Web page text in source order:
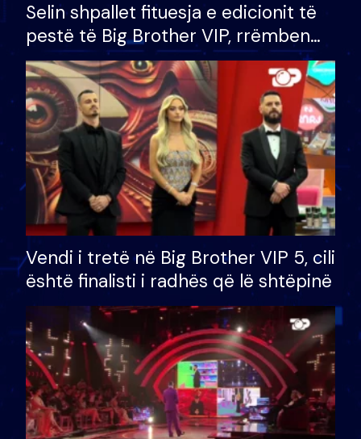
Selin shpallet fituesja e edicionit të
pestë të Big Brother VIP, rrëmben
çmimin e madh prej 100 mijë eurosh
Vendi i tretë në Big Brother VIP 5, cili
është finalisti i radhës që lë shtëpinë